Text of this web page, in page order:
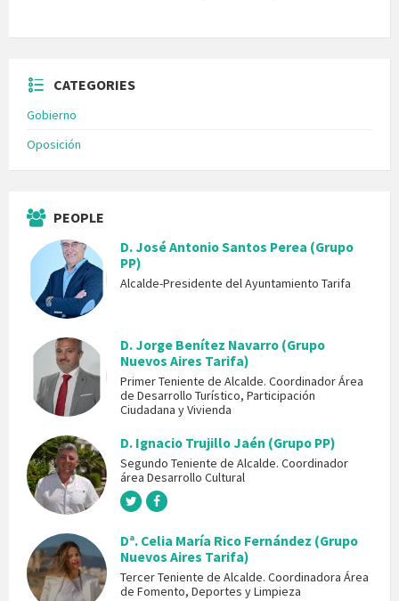
CATEGORIES
Gobierno
Oposición
PEOPLE
D. José Antonio Santos Perea (Grupo
PP)
Alcalde-Presidente del Ayuntamiento Tarifa
D. Jorge Benítez Navarro (Grupo
Nuevos Aires Tarifa)
Primer Teniente de Alcalde. Coordinador Área
de Desarrollo Turístico, Participación
Ciudadana y Vivienda
D. Ignacio Trujillo Jaén (Grupo PP)
Segundo Teniente de Alcalde. Coordinador
área Desarrollo Cultural
Dª. Celia María Rico Fernández (Grupo
Nuevos Aires Tarifa)
Tercer Teniente de Alcalde. Coordinadora Área
de Fomento, Deportes y Limpieza